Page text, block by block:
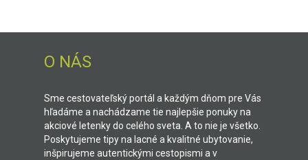
O NÁS
Sme cestovateľský portál a každým dňom pre Vás
hľadáme a nachádzame tie najlepšie ponuky na
akciové letenky do celého sveta. A to nie je všetko.
Poskytujeme tipy na lacné a kvalitné ubytovanie,
inšpirujeme autentickými cestopismi a v